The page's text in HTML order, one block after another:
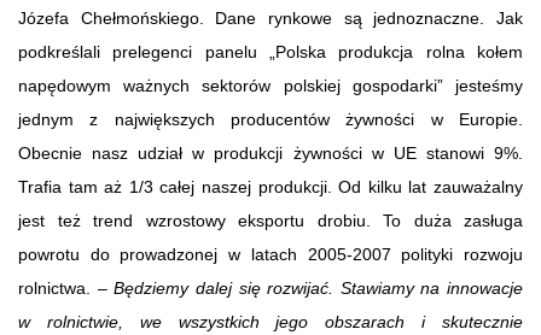
Józefa Chełmońskiego. Dane rynkowe są jednoznaczne. Jak
podkreślali prelegenci panelu „Polska produkcja rolna kołem
napędowym ważnych sektorów polskiej gospodarki” jesteśmy
jednym z największych producentów żywności w Europie.
Obecnie nasz udział w produkcji żywności w UE stanowi 9%.
Trafia tam aż 1/3 całej naszej produkcji. Od kilku lat zauważalny
jest też trend wzrostowy eksportu drobiu. To duża zasługa
powrotu do prowadzonej w latach 2005-2007 polityki rozwoju
rolnictwa. –Będziemy dalej się rozwijać. Stawiamy na innowacje
w rolnictwie, we wszystkich jego obszarach i skutecznie